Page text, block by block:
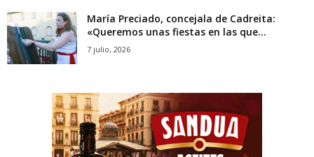
María Preciado, concejala de Cadreita:
«Queremos unas fiestas en las que...
7 julio, 2026